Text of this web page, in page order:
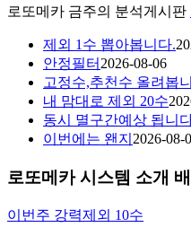
로또메카 금주의 분석게시판
제외 1수 뽑아봅니다.
안정필터 2026-08-06
고정수,추천수 올려봅
내 맘대로 제외 20수
동시 멸구간예상 됩니
이번에는 왠지 2026-08-
로또메카 시스템 소개
이번주 강력제외 10수